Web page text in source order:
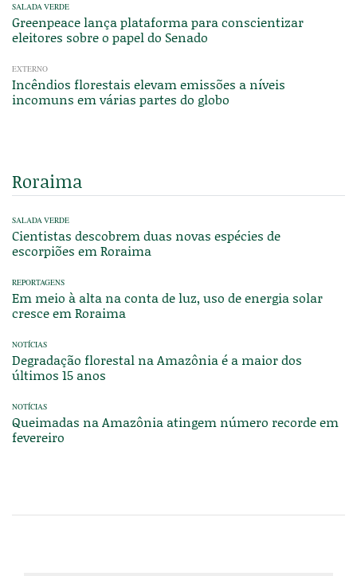
SALADA VERDE
Greenpeace lança plataforma para conscientizar
eleitores sobre o papel do Senado
EXTERNO
Incêndios florestais elevam emissões a níveis
incomuns em várias partes do globo
Roraima
SALADA VERDE
Cientistas descobrem duas novas espécies de
escorpiões em Roraima
REPORTAGENS
Em meio à alta na conta de luz, uso de energia solar
cresce em Roraima
NOTÍCIAS
Degradação florestal na Amazônia é a maior dos
últimos 15 anos
NOTÍCIAS
Queimadas na Amazônia atingem número recorde em
fevereiro